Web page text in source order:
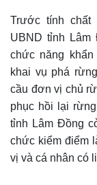
Trước tính chất
UBND tỉnh
chức năng
khai vụ phá
cầu đơn vị chủ
phục hồi lại
tỉnh Lâm Đồng
chức kiểm điểm
vị và cá nhân có